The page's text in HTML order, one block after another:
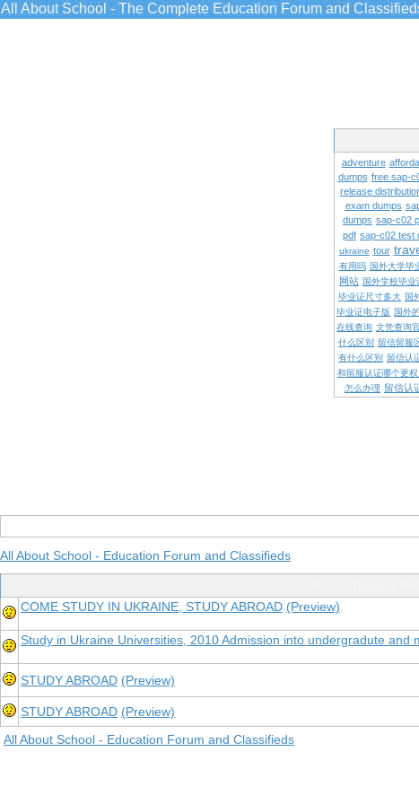
All About School - The Complete Education Forum and
adventure
dumps free sap-
release
exam dumps
dumps sap-c02
pdf sap-c02 test
ukraine tour
有用吗 国外大学毕
网站 国外学校毕业
毕业证尺寸多大 国
毕业证电子版 国外
在线查询 文凭查询
什么区别 留信留服
有什么区别 留信认
和留服认证哪个更
怎么办理 留信认
All About School - Education Forum and Classifieds
COME STUDY IN UKRAINE, STUDY ABROAD (Preview)
Study in Ukraine Universities, 2010 Admission into undergradute and
STUDY ABROAD (Preview)
STUDY ABROAD (Preview)
All About School - Education Forum and Classifieds